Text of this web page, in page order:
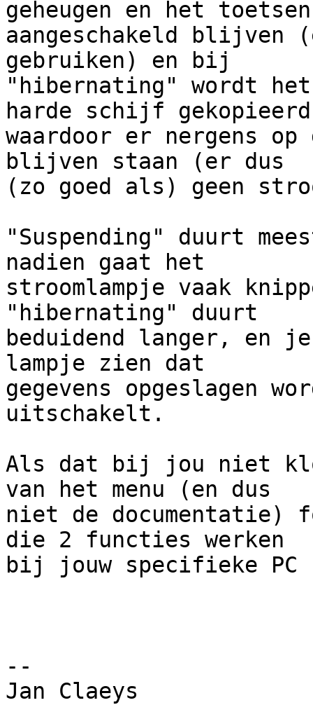
geheugen en het
aangeschakeld blijven
gebruiken) en bij
"hibernating" wordt het
harde schijf
waardoor er nergens op
blijven staan (er dus
(zo goed als) geen
"Suspending" duurt
nadien gaat het
stroomlampje vaak
"hibernating" duurt
beduidend langer, en
lampje zien dat
gegevens opgeslagen
uitschakelt.
Als dat bij jou niet
van het menu (en dus
niet de documentatie)
die 2 functies werken
bij jouw specifieke PC
--
Jan Claeys